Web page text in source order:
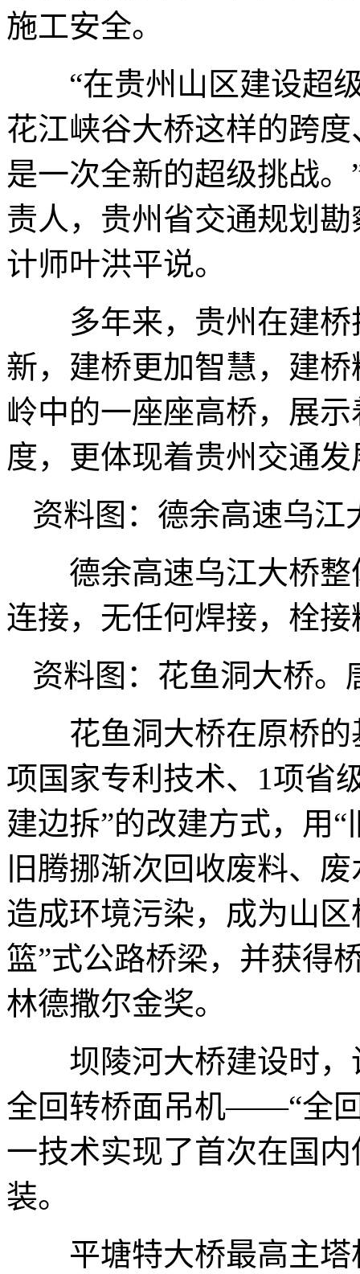
施工安全。
“在贵州山区建设超级
花江峡谷大桥这样的跨
是一次全新的超级挑战
责人，贵州省交通规划
计师叶洪平说。
多年来，贵州在建桥
新，建桥更加智慧，建
岭中的一座座高桥，展
度，更体现着贵州交通
资料图：德余高速乌江
德余高速乌江大桥整
连接，无任何焊接，栓
资料图：花鱼洞大桥。
花鱼洞大桥在原桥的
项国家专利技术、1项省
建边拆”的改建方式，用
旧腾挪渐次回收废料、
造成环境污染，成为山
篮”式公路桥梁，并获得
林德撒尔金奖。
坝陵河大桥建设时，
全回转桥面吊机——“全
一技术实现了首次在国
装。
平塘特大桥最高主塔